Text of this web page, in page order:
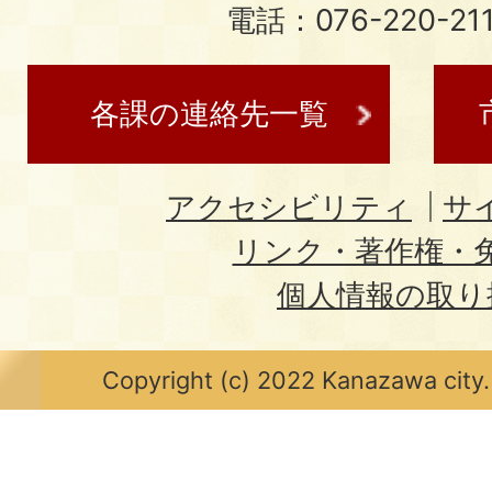
電話：076-220-
各課の連絡先一覧
アクセシビリティ
サ
リンク・著作権・
個人情報の取
Copyright (c) 2022 Kanazawa